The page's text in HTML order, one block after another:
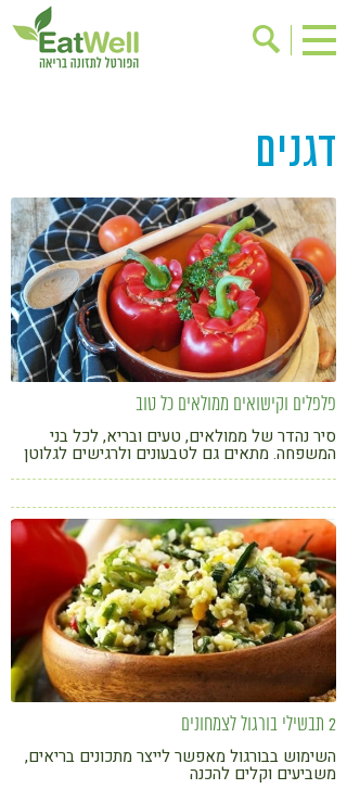
בישול בריא
ריפוי ומניעת מחלות
בריאות האישה
תוספי תזונה
מתכוני בריאות
אירועים
שינוי תזונתי
גישות בתזונה
דיאטה
ניקוי רעלים
מזונות על
ילדים
תזונה וספורט
הפרעות קשב & ריכוז
אכילה רגשית
קורונה
טבעונות
דגנים
פלפלים וקישואים ממולאים כל טוב
סיר נהדר של ממולאים, טעים ובריא, לכל בני
המשפחה. מתאים גם לטבעונים ולרגישים לגלוטן
2 תבשילי בורגול לצמחונים
השימוש בבורגול מאפשר לייצר מתכונים בריאים,
משביעים וקלים להכנה